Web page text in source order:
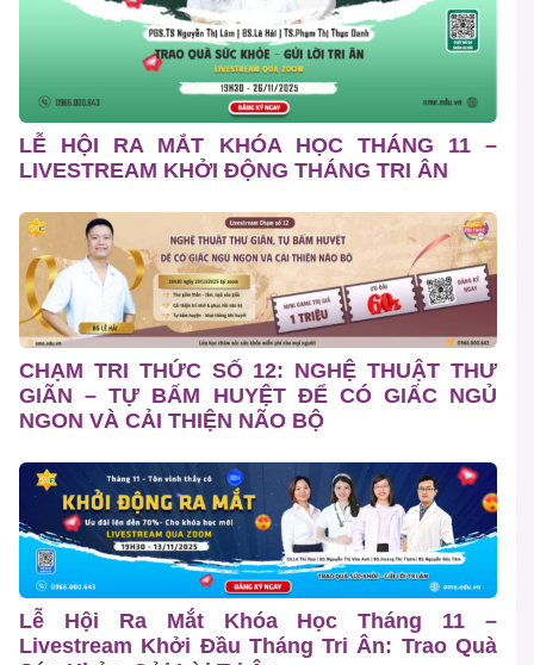
LỄ HỘI RA MẮT KHÓA HỌC THÁNG 11 –
LIVESTREAM KHỞI ĐỘNG THÁNG TRI ÂN
CHẠM TRI THỨC SỐ 12: NGHỆ THUẬT THƯ
GIÃN – TỰ BẤM HUYỆT ĐỂ CÓ GIẤC NGỦ
NGON VÀ CẢI THIỆN NÃO BỘ
Lễ Hội Ra Mắt Khóa Học Tháng 11 –
Livestream Khởi Đầu Tháng Tri Ân: Trao Quà